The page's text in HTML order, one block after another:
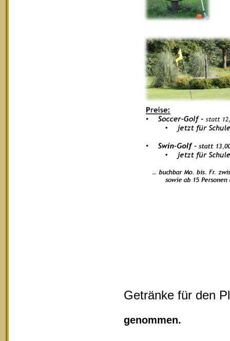
Getränke für den
genommen.